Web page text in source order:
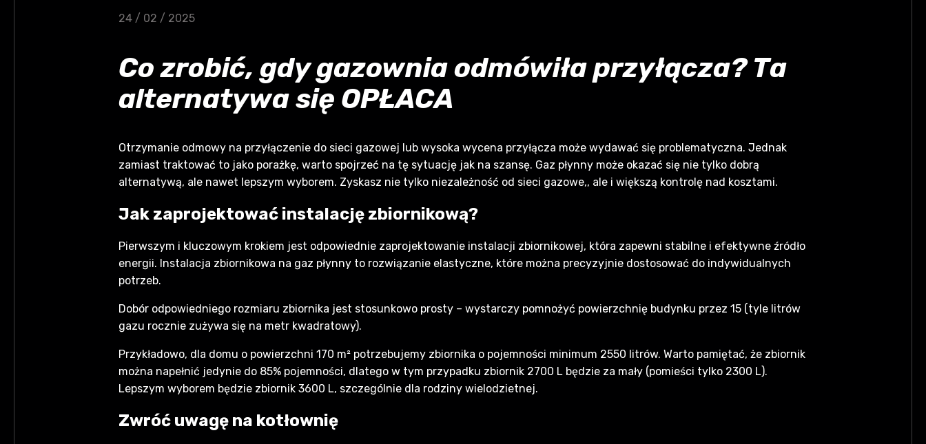
24 / 02 / 2025
Co zrobić, gdy gazownia odmówiła przyłącza? Ta
alternatywa się OPŁACA
Otrzymanie odmowy na przyłączenie do sieci gazowej lub wysoka wycena przyłącza może wydawać się problematyczna. Jednak
zamiast traktować to jako porażkę, warto spojrzeć na tę sytuację jak na szansę. Gaz płynny może okazać się nie tylko dobrą
alternatywą, ale nawet lepszym wyborem. Zyskasz nie tylko niezależność od sieci gazowe,, ale i większą kontrolę nad kosztami.
Jak zaprojektować instalację zbiornikową?
Pierwszym i kluczowym krokiem jest odpowiednie zaprojektowanie instalacji zbiornikowej, która zapewni stabilne i efektywne źródło
energii. Instalacja zbiornikowa na gaz płynny to rozwiązanie elastyczne, które można precyzyjnie dostosować do indywidualnych
potrzeb.
Dobór odpowiedniego rozmiaru zbiornika jest stosunkowo prosty – wystarczy pomnożyć powierzchnię budynku przez 15 (tyle litrów
gazu rocznie zużywa się na metr kwadratowy).
Przykładowo, dla domu o powierzchni 170 m² potrzebujemy zbiornika o pojemności minimum 2550 litrów. Warto pamiętać, że zbiornik
można napełnić jedynie do 85% pojemności, dlatego w tym przypadku zbiornik 2700 L będzie za mały (pomieści tylko 2300 L).
Lepszym wyborem będzie zbiornik 3600 L, szczególnie dla rodziny wielodzietnej.
Zwróć uwagę na kotłownię